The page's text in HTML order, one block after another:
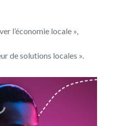
l’économie locale »,
de solutions locales ».